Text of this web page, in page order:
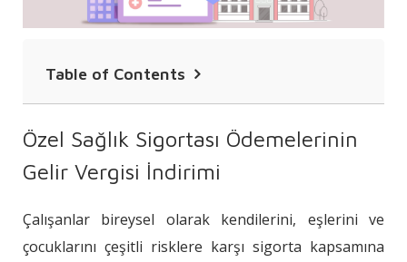
Table of Contents
Vergisi İndirimi
İndirim Yapılacak Döneme İlişkin
Hususlar
Ödeme Süresinden Sonra İletilen
Özel Sağlık Sigortası Ödemelerinin
Gelir Vergisi İndirimi
Çalışanlar bireysel olarak kendilerini, eşlerini ve
çocuklarını çeşitli risklere karşı sigorta kapsamına